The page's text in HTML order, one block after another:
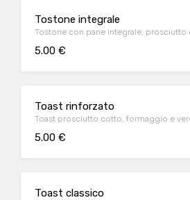
Tostone integrale
Tostone con pane integrale,
5.00 €
Toast rinforzato
Toast prosciutto cotto, formaggio e
5.00 €
Toast classico